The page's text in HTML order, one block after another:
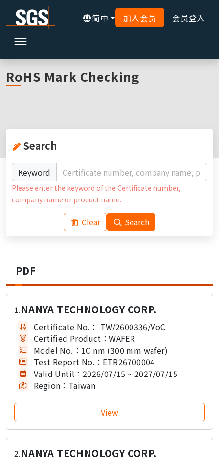
简中 加入会员 会员登入
RoHS Mark Checking
Search
Keyword
Please enter the keyword of the Certificate number,
company name or product name.
Clear Search
PDF
1.NANYA TECHNOLOGY CORP.
Certificate No.： TW/2600336/VoC
Certified Product：WAFER
Model No.： 1C nm (300 mm wafer)
Test Report No.： ETR26700004
Valid Until： 2026/07/15 ~ 2027/07/15
Region： Taiwan
2.NANYA TECHNOLOGY CORP.